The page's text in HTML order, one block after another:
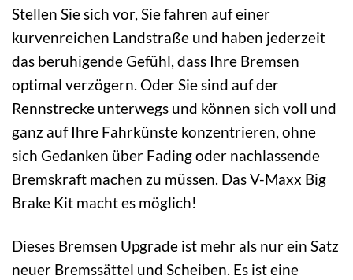
Stellen Sie sich vor, Sie fahren auf einer
kurvenreichen Landstraße und haben jederzeit
das beruhigende Gefühl, dass Ihre Bremsen
optimal verzögern. Oder Sie sind auf der
Rennstrecke unterwegs und können sich voll und
ganz auf Ihre Fahrkünste konzentrieren, ohne
sich Gedanken über Fading oder nachlassende
Bremskraft machen zu müssen. Das V-Maxx Big
Brake Kit macht es möglich!
Dieses Bremsen Upgrade ist mehr als nur ein Satz
neuer Bremssättel und Scheiben. Es ist eine